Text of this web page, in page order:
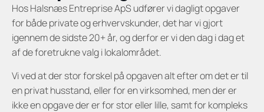
Hos Halsnæs Entreprise ApS udfører vi dagligt opgaver
for både private og erhvervskunder, det har vi gjort
igennem de sidste 20+ år, og derfor er vi den dag i dag et
af de foretrukne valg i lokalområdet.
Vi ved at der stor forskel på opgaven alt efter om det er til
en privat husstand, eller for en virksomhed, men der er
ikke en opgave der er for stor eller lille, samt for kompleks